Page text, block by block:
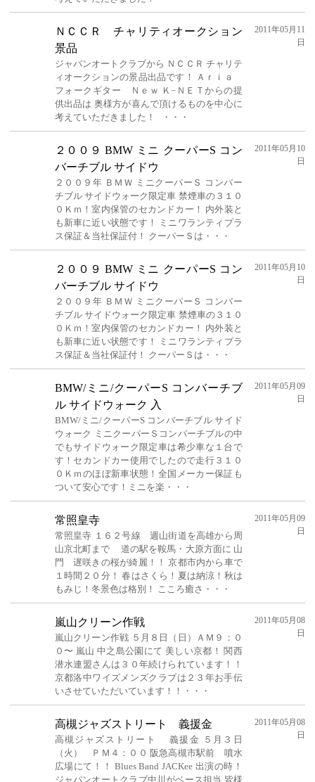
ＮＣＣＲ チャリティオークション
景品
ジャパンオートクラブから ＮＣＣＲ チャリテ
ィオークションの景品出品です！ Ａｒｉａ
フォークギター Ｎｅｗ Ｋ−ＮＥＴからの提
供出品は 奥様方が喜んで頂けるものを中心に
考えていただきました！ ・・・
2011年05月11
日
２００９ BMW ミニ クーパーS コン
バーチブル サイドウ
２００９年 ＢＭＷ ミニクーパーＳ コンバー
チブル サイドウォーク限定車 禁煙車の３１０
０Ｋｍ！室内保管のセカンドカー！ 内外装と
も新車に近い状態です！ ミニワランティプラ
ス保証＆当社保証付！ クーパーＳは・・・
2011年05月10
日
２００９ BMW ミニ クーパーS コン
バーチブル サイドウ
２００９年 ＢＭＷ ミニクーパーＳ コンバー
チブル サイドウォーク限定車 禁煙車の３１０
０Ｋｍ！室内保管のセカンドカー！ 内外装と
も新車に近い状態です！ ミニワランティプラ
ス保証＆当社保証付！ クーパーＳは・・・
2011年05月10
日
BMW/ミニ/クーパーS コンバーチブ
ル サイドウォーク 入
BMW/ミニ/クーパーS コンバーチブル サイド
ウォーク ミニクーパーＳコンバーチブルの中
でもサイドウォーク限定車は希少車な１台で
す！セカンドカー使用でしたので走行３１０
０Ｋｍのほぼ新車状態！全国メーカー保証も
ついて安心です！ミニを楽・・・
2011年05月09
日
常照皇寺
常照皇寺 １６２号線 週山街道を高雄から周
山京北町まで 道の駅を鞍馬・大原方面に 山
門 遅咲きの桜が綺麗！！ 京都市内から車で
１時間２０分！ 春はさくら！夏は納涼！秋は
もみじ！冬景色は格別！ こころ癒さ・・・
2011年05月09
日
嵐山クリーン作戦
嵐山クリーン作戦 ５月８日（日）ＡＭ９：０
０〜 嵐山 中之島公園にて 美しい京都！ 関西
潜水連盟さんは３０年続けられています！！
京都洛中ワイズメンズクラブは２３年お手伝
いさせていただいています！！・・・
2011年05月08
日
高槻ジャズストリート 義援金
高槻ジャズストリート 義援金 ５月３日
（火） ＰＭ４：００ 阪急高槻市駅前 噴水
広場にて！！ Blues Band JACKee 出演の時！
ジャパンオートクラブ中川がベース担当 皆様
2011年05月08
日